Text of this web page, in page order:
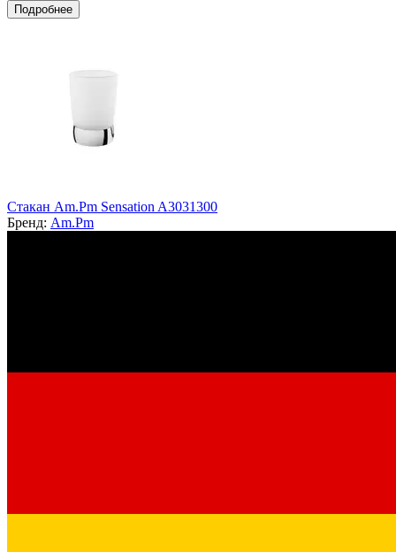
Подробнее
Стакан Am.Pm Sensation A3031300
Бренд: Am.Pm